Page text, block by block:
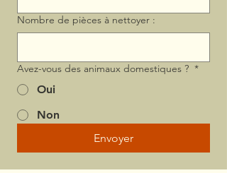
Nombre de pièces à nettoyer :
Avez-vous des animaux domestiques ? *
Oui
Non
Envoyer